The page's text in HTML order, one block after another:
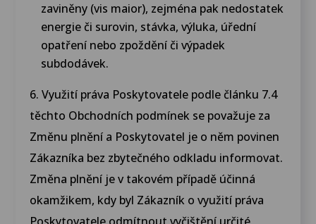
zaviněny (vis maior), zejména pak nedostatek
energie či surovin, stávka, výluka, úřední
opatření nebo zpoždění či výpadek
subdodávek.
6. Využití práva Poskytovatele podle článku 7.4
těchto Obchodních podmínek se považuje za
Změnu plnění a Poskytovatel je o něm povinen
Zákazníka bez zbytečného odkladu informovat.
Změna plnění je v takovém případě účinná
okamžikem, kdy byl Zákazník o využití práva